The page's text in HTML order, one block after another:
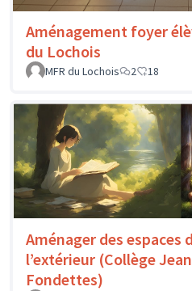
Aménagement foyer
du Lochois
MFR du Lochois
2 18
Aménager des espaces
l’extérieur (Collège
Fondettes)